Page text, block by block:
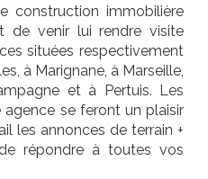
construction immobilière
de venir lui rendre visite
situées respectivement
à Marignane, à Marseille,
et à Pertuis. Les
se feront un plaisir
les annonces de terrain +
répondre à toutes vos